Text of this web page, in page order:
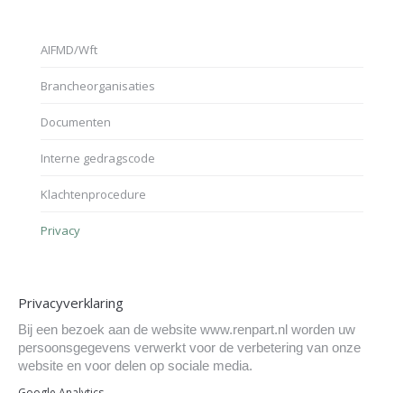
AIFMD/Wft
Brancheorganisaties
Documenten
Interne gedragscode
Klachtenprocedure
Privacy
Privacyverklaring
Bij een bezoek aan de website www.renpart.nl worden uw
persoonsgegevens verwerkt voor de verbetering van onze
website en voor delen op sociale media.